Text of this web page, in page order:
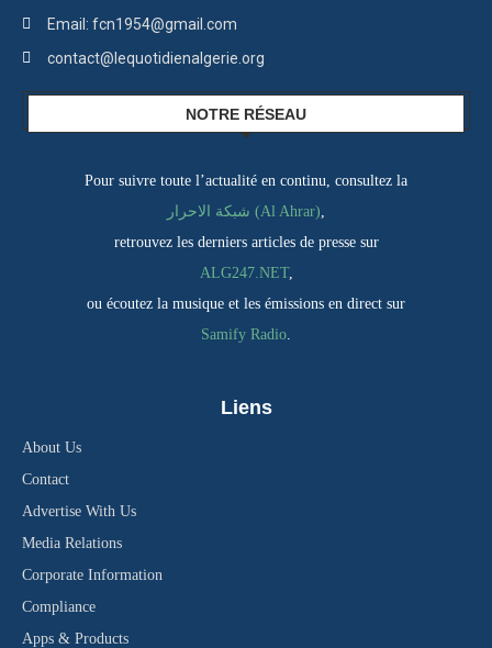
Email: fcn1954@gmail.com
contact@lequotidienalgerie.org
NOTRE RÉSEAU
Pour suivre toute l’actualité en continu, consultez la
شبكة الاحرار (Al Ahrar),
retrouvez les derniers articles de presse sur
ALG247.NET,
ou écoutez la musique et les émissions en direct sur
Samify Radio.
Liens
About Us
Contact
Advertise With Us
Media Relations
Corporate Information
Compliance
Apps & Products